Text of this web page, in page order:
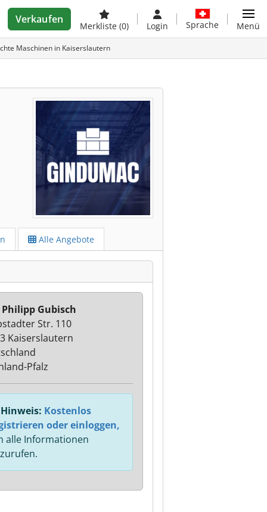
Verkaufen
Merkliste (0) Login Sprache Menü
Maschinen in Kaiserslautern
Alle Angebote
Gubisch
Str. 110
Kaiserslautern
Pfalz
Kostenlos
oder einloggen,
alle Informationen